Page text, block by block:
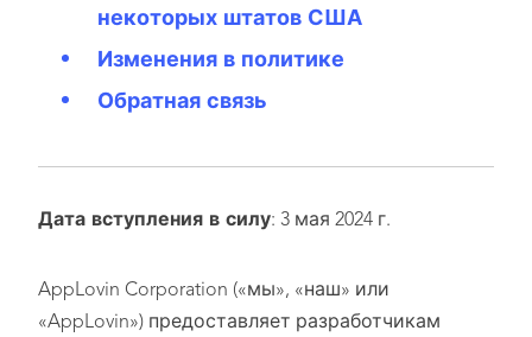
некоторых штатов США
Изменения в политике
Обратная связь
Дата вступления в силу: 3 мая 2024 г.
AppLovin Corporation («мы», «наш» или
«AppLovin») предоставляет разработчикам